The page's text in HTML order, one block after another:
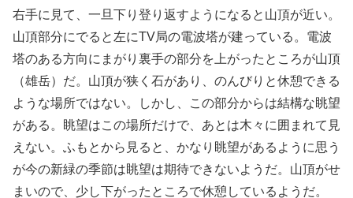
右手に見て、一旦下り登り返すようになると山頂が近い。
山頂部分にでると左にTV局の電波塔が建っている。電波
塔のある方向にまがり裏手の部分を上がったところが山頂
（雄岳）だ。山頂が狭く石があり、のんびりと休憩できる
ような場所ではない。しかし、この部分からは結構な眺望
がある。眺望はこの場所だけで、あとは木々に囲まれて見
えない。ふもとから見ると、かなり眺望があるように思う
が今の新緑の季節は眺望は期待できないようだ。山頂がせ
まいので、少し下がったところで休憩しているようだ。